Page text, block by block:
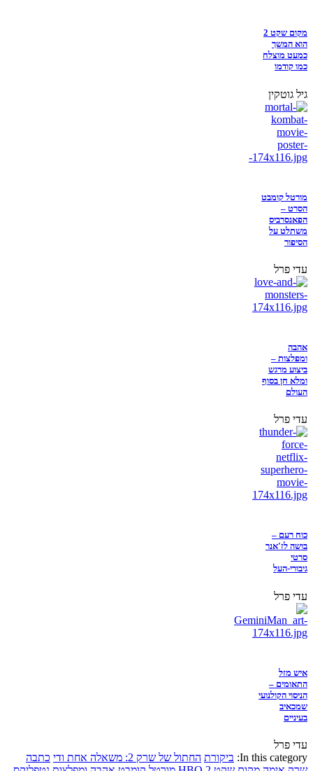
מקום שקט 2
הוא המשך
כמעט מוצלח
כמו קודמו
גיל גוטקין
מורטל קומבט
הסרט –
הפאנסרביס
משתלט על
הסיפור
עדי פרל
אהבה
ומפלצות –
ביצוע מרגש
ומלא חן בסוף
העולם
עדי פרל
כוח רעם –
בושה לז'אנר
סרטי
גיבורי-העל
עדי פרל
איש מזל
התאומים –
הניסוי הקולנועי
שמכאיב
בעיניים
עדי פרל
In this category: ביקורת החתול של שרק 2: משאלה אחת ודי
כתבה